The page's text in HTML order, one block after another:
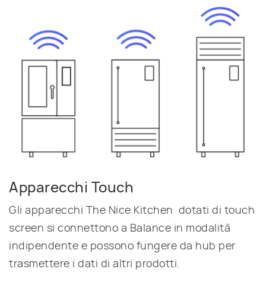
Apparecchi Touch
Gli apparecchi The Nice Kitchen dotati di touch
screen si connettono a Balance in modalità
indipendente e possono fungere da hub per
trasmettere i dati di altri prodotti.